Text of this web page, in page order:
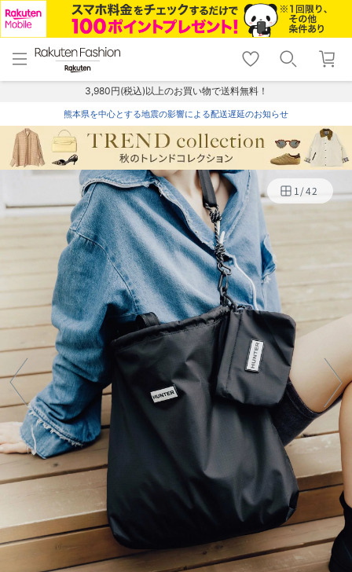
menu home
トップ
shopping_cart lock_outline
ログイン
3,980円(税込)以上のお買い物で送料無料！
熊本県を中心とする地震の影響による配送遅延のお知らせ
1/42